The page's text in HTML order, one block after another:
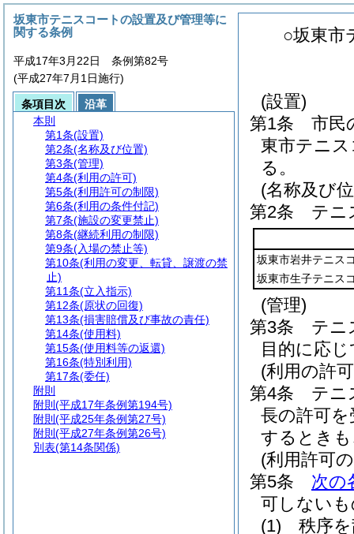
○坂東市
(設置)
第1条
市民
東市テニ
る。
(名称及び
第2条
テニ
坂東市岩井テニス
坂東市生子テニス
(管理)
第3条
テニ
目的に応
(利用の許
第4条
テニ
長の許可
するとき
(利用許可
第5条
次の
可しない
(1)
秩序
坂東市テニスコートの設置及び管理等に
関する条例
平成17年3月22日 条例第82号
(平成27年7月1日施行)
条項目次
沿革
本則
第1条(設置)
第2条(名称及び位置)
第3条(管理)
第4条(利用の許可)
第5条(利用許可の制限)
第6条(利用の条件付記)
第7条(施設の変更禁止)
第8条(継続利用の制限)
第9条(入場の禁止等)
第10条(利用の変更、転貸、譲渡の禁
止)
第11条(立入指示)
第12条(原状の回復)
第13条(損害賠償及び事故の責任)
第14条(使用料)
第15条(使用料等の返還)
第16条(特別利用)
第17条(委任)
附則
附則 (平成17年条例第194号)
附則 (平成25年条例第27号)
附則 (平成27年条例第26号)
別表(第14条関係)